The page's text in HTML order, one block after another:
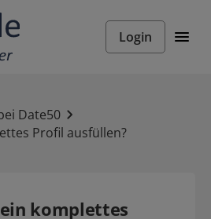
Login
Date50
Profil ausfüllen?
komplettes